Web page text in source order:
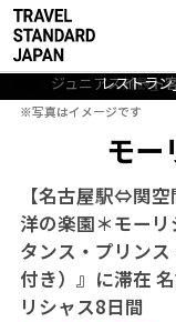
中近東・アフリカ
モー
【名古屋駅⇔関
洋の楽園＊モー
タンス・プリン
付き）』に滞在
リシャス8日間
モー
外観_
ジュニアスイート
レストラ
※写真はイメージです
※写真はイメージです